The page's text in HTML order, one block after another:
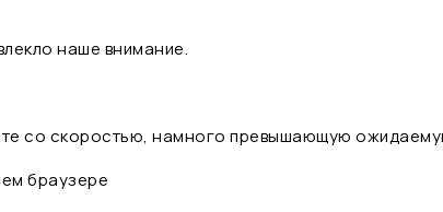
наше внимание.
со скоростью, намного превышающую
браузере